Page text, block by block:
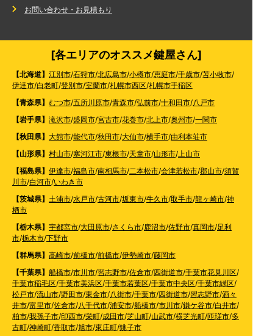
お問い合わせ・お見積もり
[各エリアのオススメ鍵屋さん]
【北海道】 江別市/石狩市/北広島市/小樽市/恵庭市/千歳市/苫小牧市/
伊達市/白老町/登別市/室蘭市/札幌市西区/札幌市手稲区
【青森県】 むつ市/五所川原市/青森市/弘前市/十和田市/八戸市
【岩手県】 滝沢市/盛岡市/宮古市/花巻市/北上市/奥州市/一関市
【秋田県】 大館市/能代市/秋田市/大仙市/横手市/由利本荘市
【山形県】 村山市/寒河江市/東根市/天童市/山形市/上山市
【福島県】 伊達市/福島市/南相馬市/二本松市/会津若松市/郡山市/須賀
川市/白河市/いわき市
【茨城県】 土浦市/水戸市/古河市/坂東市/牛久市/取手市/龍ヶ崎市/神
栖市
【栃木県】 宇都宮市/大田原市/さくら市/鹿沼市/佐野市/真岡市/足利
市/栃木市/下野市
【群馬県】 高崎市/前橋市/前橋市/伊勢崎市/藤岡市
【千葉県】 船橋市/市川市/習志野市/佐倉市/四街道市/千葉市花見川区/
千葉市稲毛区/千葉市美浜区/千葉市若葉区/千葉市中央区/千葉市緑区/
松戸市/流山市/野田市/東金市/八街市/千葉市/四街道市/習志野市/酒々
井市/富里市/佐倉市/八千代市/浦安市/船橋市/市川市/鎌ケ谷市/白井市/
柏市/我孫子市/印西市/栄町/成田市/芝山町/山武市/横芝光町/匝瑳市/多
古町/神崎町/香取市/旭市/東庄町/銚子市